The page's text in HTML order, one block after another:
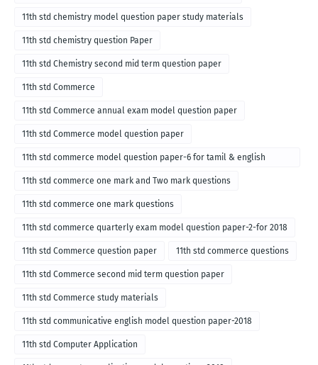
11th std chemistry model question paper study materials
11th std chemistry question Paper
11th std Chemistry second mid term question paper
11th std Commerce
11th std Commerce annual exam model question paper
11th std Commerce model question paper
11th std commerce model question paper-6 for tamil & english
medium
11th std commerce one mark and Two mark questions
11th std commerce one mark questions
11th std commerce quarterly exam model question paper-2-for 2018
11th std Commerce question paper 11th std commerce questions
11th std Commerce second mid term question paper
11th std Commerce study materials
11th std communicative english model question paper-2018
11th std Computer Application